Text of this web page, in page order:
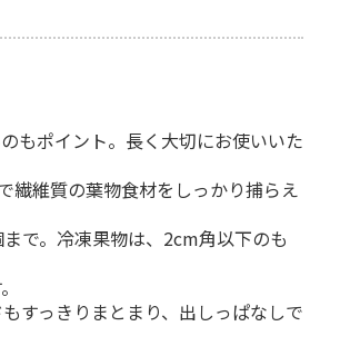
もポイント。長く大切にお使いいた
繊維質の葉物食材をしっかり捕らえ
で。冷凍果物は、2cm角以下のも
すっきりまとまり、出しっぱなしで